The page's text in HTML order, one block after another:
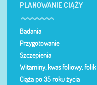
PLANOWANIE CIĄŻY
Badania
Przygotowanie
Szczepienia
Witaminy, kwas foliowy, folik
Ciąża po 35 roku życia